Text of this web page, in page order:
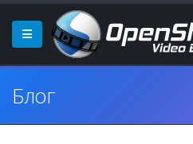
Блог